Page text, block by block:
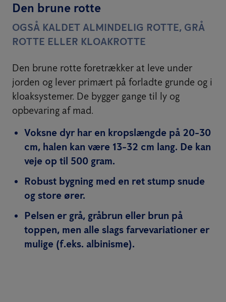
Den brune rotte
OGSÅ KALDET ALMINDELIG ROTTE, GRÅ
ROTTE ELLER KLOAKROTTE
Den brune rotte foretrækker at leve under
jorden og lever primært på forladte grunde og i
kloaksystemer. De bygger gange til ly og
opbevaring af mad.
Voksne dyr har en kropslængde på 20-30
cm, halen kan være 13-32 cm lang. De kan
veje op til 500 gram.
Robust bygning med en ret stump snude
og store ører.
Pelsen er grå, gråbrun eller brun på
toppen, men alle slags farvevariationer er
mulige (f.eks. albinisme).